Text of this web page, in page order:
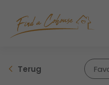
Terug